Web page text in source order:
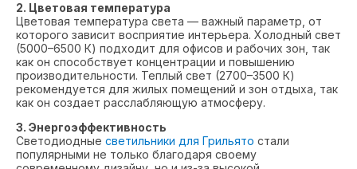
2. Цветовая температура
Цветовая температура света — важный параметр, от
которого зависит восприятие интерьера. Холодный свет
(5000–6500 К) подходит для офисов и рабочих зон, так
как он способствует концентрации и повышению
производительности. Теплый свет (2700–3500 К)
рекомендуется для жилых помещений и зон отдыха, так
как он создает расслабляющую атмосферу.
3. Энергоэффективность
Светодиодные светильники для Грильято стали
популярными не только благодаря своему